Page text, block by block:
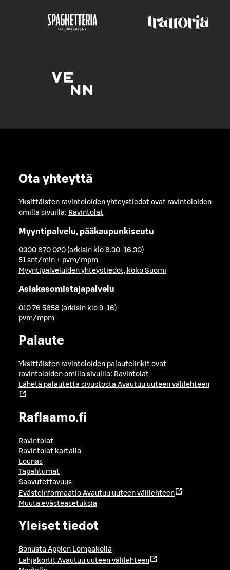
Ota yhteyttä
Yksittäisten ravintoloiden yhteystiedot ovat ravintoloiden
omilla sivuilla: Ravintolat
Myyntipalvelu, pääkaupunkiseutu
0300 870 020 (arkisin klo 8.30-16.30)
51 snt/min + pvm/mpm
Myyntipalveluiden yhteystiedot, koko Suomi
Asiakasomistajapalvelu
010 76 5858 (arkisin klo 9-16)
pvm/mpm
Palaute
Yksittäisten ravintoloiden palautelinkit ovat
ravintoloiden omilla sivuilla: Ravintolat
Lähetä palautetta sivustosta Avautuu uuteen välilehteen
Raflaamo.fi
Ravintolat
Ravintolat kartalla
Lounas
Tapahtumat
Saavutettavuus
Evästeinformaatio Avautuu uuteen välilehteen
Muuta evästeasetuksia
Yleiset tiedot
Bonusta Applen Lompakolla
Lahjakortit Avautuu uuteen välilehteen